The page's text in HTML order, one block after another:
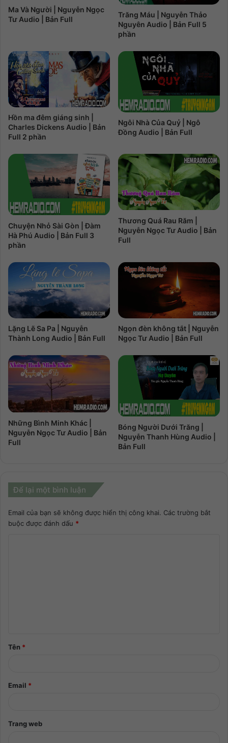
Ma Và Người | Nguyễn Ngọc
Tư Audio | Bản Full
Trăng Máu | Nguyễn Thảo
Nguyên Audio | Bản Full 5
phần
Hồn ma đêm giáng sinh |
Charles Dickens Audio | Bản
Full 2 phần
Ngôi Nhà Của Quỷ | Ngô
Đồng Audio | Bản Full
Chuyện Nhỏ Sài Gòn | Đàm
Hà Phú Audio | Bản Full 3
phần
Thương Quá Rau Răm |
Nguyễn Ngọc Tư Audio | Bản
Full
Lặng Lẽ Sa Pa | Nguyễn
Thành Long Audio | Bản Full
Ngọn đèn không tắt | Nguyễn
Ngọc Tư Audio | Bản Full
Những Bình Minh Khác |
Nguyễn Ngọc Tư Audio | Bản
Full
Bóng Người Dưới Trăng |
Nguyễn Thanh Hùng Audio |
Bản Full
Để lại một bình luận
Email của bạn sẽ không được hiển thị công khai. Các trường bắt
buộc được đánh dấu *
Tên *
Email *
Trang web